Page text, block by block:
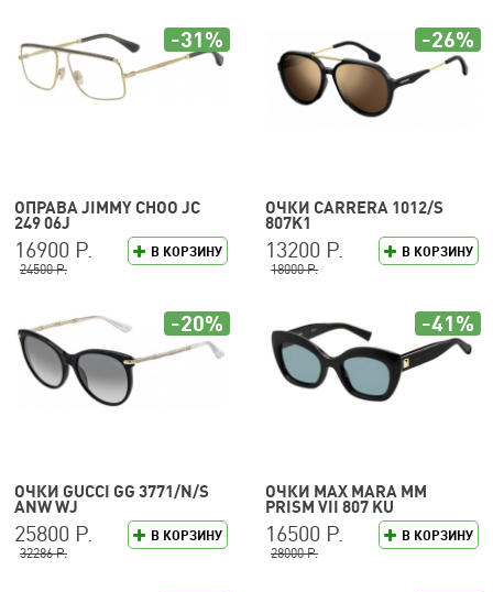
ОПРАВА JIMMY CHOO JC
249 06J
В КОРЗИНУ
16900 Р.
24500 Р.
-31%
ОЧКИ CARRERA 1012/S
807K1
В КОРЗИНУ
13200 Р.
18000 Р.
-26%
ОЧКИ GUCCI GG 3771/N/S
ANW WJ
В КОРЗИНУ
25800 Р.
32286 Р.
-20%
ОЧКИ MAX MARA MM
PRISM VII 807 KU
В КОРЗИНУ
16500 Р.
28000 Р.
-41%